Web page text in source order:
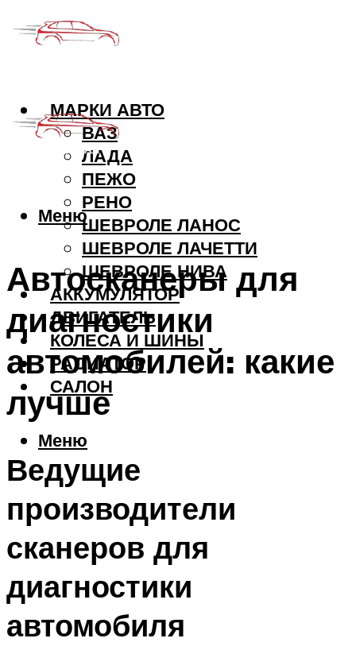
МАРКИ АВТО
ВАЗ
ЛАДА
ПЕЖО
РЕНО
ШЕВРОЛЕ ЛАНОС
ШЕВРОЛЕ ЛАЧЕТТИ
ШЕВРОЛЕ НИВА
АККУМУЛЯТОР
ДВИГАТЕЛЬ
КОЛЕСА И ШИНЫ
РАДИАТОР
САЛОН
Меню
Меню
Автосканеры для
диагностики
автомобилей: какие
лучше
Ведущие
производители
сканеров для
диагностики
автомобиля